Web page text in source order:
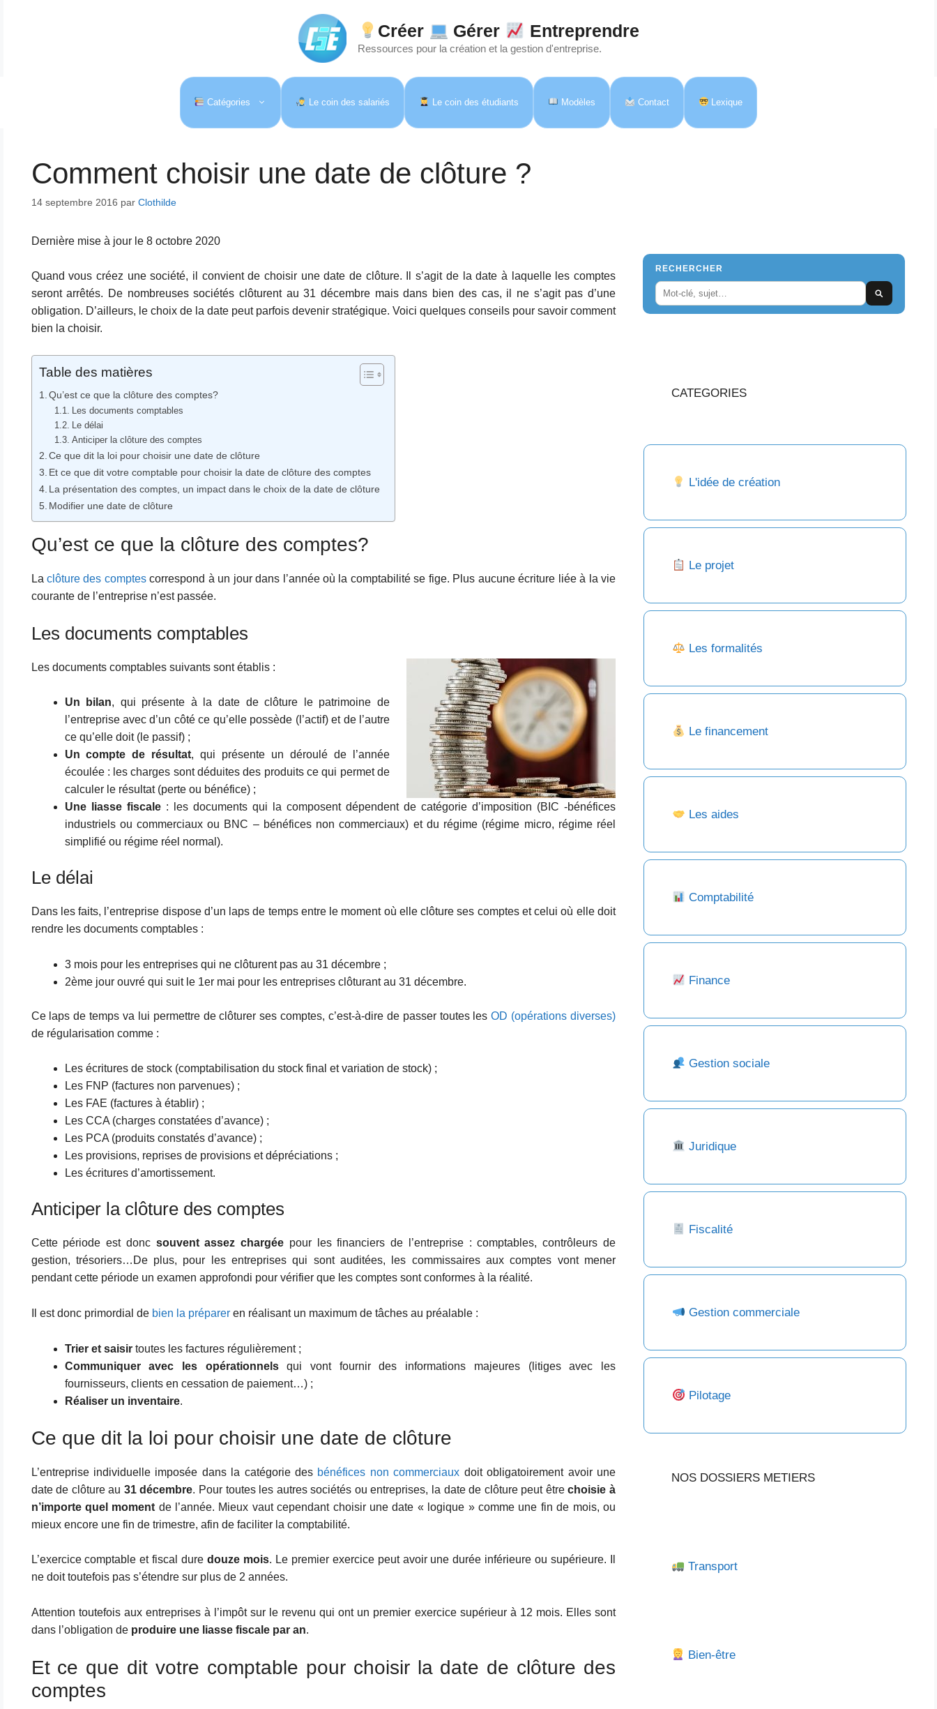
Créer Gérer Entreprendre
Ressources pour la création et la gestion d'entreprise.
Catégories Le coin des salariés Le coin des étudiants Modèles Contact Lexique
Comment choisir une date de clôture ?
14 septembre 2016 par Clothilde
Dernière mise à jour le 8 octobre 2020
Quand vous créez une société, il convient de choisir une date de clôture. Il s’agit de la date à laquelle les comptes
seront arrêtés. De nombreuses sociétés clôturent au 31 décembre mais dans bien des cas, il ne s’agit pas d’une
obligation. D’ailleurs, le choix de la date peut parfois devenir stratégique. Voici quelques conseils pour savoir comment
bien la choisir.
Table des matières
Qu’est ce que la clôture des comptes?
Les documents comptables
Le délai
Anticiper la clôture des comptes
Ce que dit la loi pour choisir une date de clôture
Et ce que dit votre comptable pour choisir la date de clôture des comptes
La présentation des comptes, un impact dans le choix de la date de clôture
Modifier une date de clôture
Qu’est ce que la clôture des comptes?
La clôture des comptescorrespond à un jour dans l’année où la comptabilité se fige. Plus aucune écriture liée à la vie
courante de l’entreprise n’est passée.
Les documents comptables
Les documents comptables suivants sont établis :
Un bilan, qui présente à la date de clôture le patrimoine de
l’entreprise avec d’un côté ce qu’elle possède (l’actif) et de l’autre
ce qu’elle doit (le passif) ;
Un compte de résultat, qui présente un déroulé de l’année
écoulée : les charges sont déduites des produits ce qui permet de
calculer le résultat (perte ou bénéfice) ;
Une liasse fiscale: les documents qui la composent dépendent de catégorie d’imposition (BIC -bénéfices
industriels ou commerciaux ou BNC – bénéfices non commerciaux) et du régime (régime micro, régime réel
simplifié ou régime réel normal).
Le délai
Dans les faits, l’entreprise dispose d’un laps de temps entre le moment où elle clôture ses comptes et celui où elle doit
rendre les documents comptables :
3 mois pour les entreprises qui ne clôturent pas au 31 décembre ;
2ème jour ouvré qui suit le 1er mai pour les entreprises clôturant au 31 décembre.
Ce laps de temps va lui permettre de clôturer ses comptes, c’est-à-dire de passer toutes lesOD (opérations diverses)
de régularisation comme :
Les écritures de stock (comptabilisation du stock final et variation de stock) ;
Les FNP (factures non parvenues) ;
Les FAE (factures à établir) ;
Les CCA (charges constatées d’avance) ;
Les PCA (produits constatés d’avance) ;
Les provisions, reprises de provisions et dépréciations ;
Les écritures d’amortissement.
Anticiper la clôture des comptes
Cette période est donc souvent assez chargée pour les financiers de l’entreprise : comptables, contrôleurs de
gestion, trésoriers…De plus, pour les entreprises qui sont auditées, les commissaires aux comptes vont mener
pendant cette période un examen approfondi pour vérifier que les comptes sont conformes à la réalité.
Il est donc primordial de bien la prépareren réalisant un maximum de tâches au préalable :
Trier et saisirtoutes les factures régulièrement ;
Communiquer avec les opérationnelsqui vont fournir des informations majeures (litiges avec les
fournisseurs, clients en cessation de paiement…) ;
Réaliser un inventaire.
Ce que dit la loi pour choisir une date de clôture
L’entreprise individuelle imposée dans la catégorie des bénéfices non commerciaux doit obligatoirement avoir une
date de clôture au 31 décembre. Pour toutes les autres sociétés ou entreprises, la date de clôture peut êtrechoisie à
n’importe quel moment de l’année. Mieux vaut cependant choisir une date « logique » comme une fin de mois, ou
mieux encore une fin de trimestre, afin de faciliter la comptabilité.
L’exercice comptable et fiscal duredouze mois. Le premier exercice peut avoir une durée inférieure ou supérieure. Il
ne doit toutefois pas s’étendre sur plus de 2 années.
Attention toutefois aux entreprises à l’impôt sur le revenu qui ont un premier exercice supérieur à 12 mois. Elles sont
dans l’obligation deproduire une liasse fiscale par an.
Et ce que dit votre comptable pour choisir la date de clôture des
comptes
RECHERCHER
CATEGORIES
L'idée de création
Le projet
Les formalités
Le financement
Les aides
Comptabilité
Finance
Gestion sociale
Juridique
Fiscalité
Gestion commerciale
Pilotage
NOS DOSSIERS METIERS
Transport
Bien-être